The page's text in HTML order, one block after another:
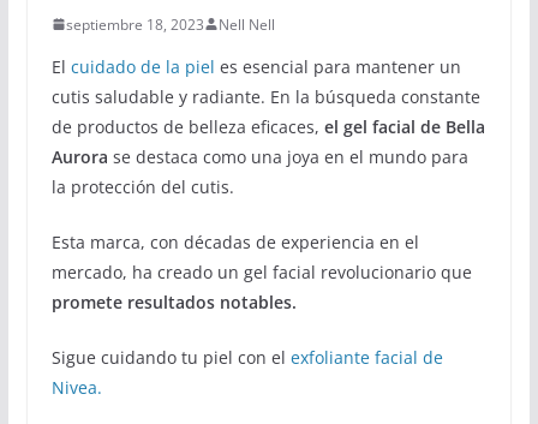
septiembre 18, 2023 Nell Nell
El cuidado de la piel es esencial para mantener un
cutis saludable y radiante. En la búsqueda constante
de productos de belleza eficaces, el gel facial de Bella
Aurora se destaca como una joya en el mundo para
la protección del cutis.
Esta marca, con décadas de experiencia en el
mercado, ha creado un gel facial revolucionario que
promete resultados notables.
Sigue cuidando tu piel con el exfoliante facial de
Nivea.